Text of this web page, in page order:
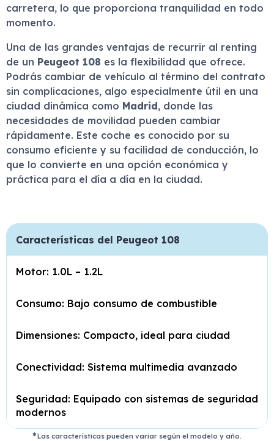
carretera, lo que proporciona tranquilidad en todo
momento.
Una de las grandes ventajas de recurrir al renting
de un Peugeot 108 es la flexibilidad que ofrece.
Podrás cambiar de vehículo al término del contrato
sin complicaciones, algo especialmente útil en una
ciudad dinámica como Madrid, donde las
necesidades de movilidad pueden cambiar
rápidamente. Este coche es conocido por su
consumo eficiente y su facilidad de conducción, lo
que lo convierte en una opción económica y
práctica para el día a día en la ciudad.
Características del Peugeot 108
Motor: 1.0L – 1.2L
Consumo: Bajo consumo de combustible
Dimensiones: Compacto, ideal para ciudad
Conectividad: Sistema multimedia avanzado
Seguridad: Equipado con sistemas de seguridad
modernos
Las características pueden variar según el modelo y año.